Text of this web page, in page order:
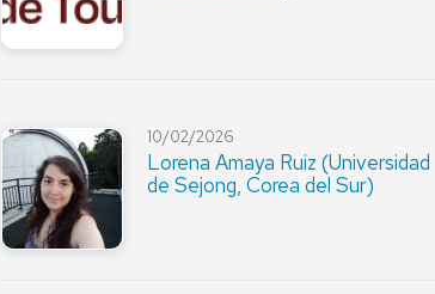
10/02/2026
Lorena Amaya Ruiz (Universidad
de Sejong, Corea del Sur)